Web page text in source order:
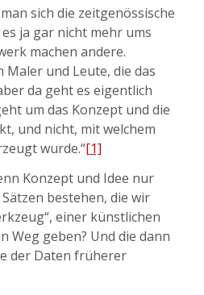
sich die zeitgenössische
ja gar nicht mehr ums
machen andere.
und Leute, die das
da geht es eigentlich
um das Konzept und die
und nicht, mit welchem
wurde.“[1]
Konzept und Idee nur
bestehen, die wir
einer künstlichen
Weg geben? Und die dann
der Daten früherer